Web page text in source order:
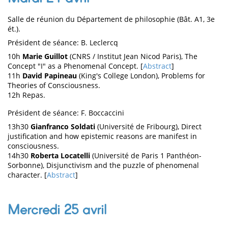
Salle de réunion du Département de philosophie (Bât. A1, 3e
ét.).
Président de séance: B. Leclercq
10h Marie Guillot (CNRS / Institut Jean Nicod Paris), The
Concept "I" as a Phenomenal Concept. [Abstract]
11h David Papineau (King's College London), Problems for
Theories of Consciousness.
12h Repas.
Président de séance: F. Boccaccini
13h30 Gianfranco Soldati (Université de Fribourg), Direct
justification and how epistemic reasons are manifest in
consciousness.
14h30 Roberta Locatelli (Université de Paris 1 Panthéon-
Sorbonne), Disjunctivism and the puzzle of phenomenal
character. [Abstract]
Mercredi 25 avril